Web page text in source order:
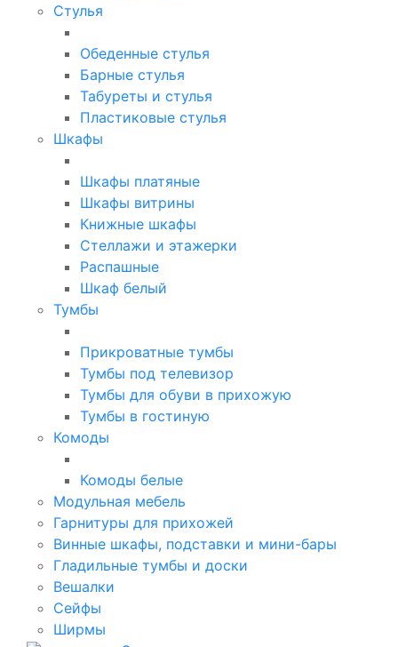
Стулья
Обеденные стулья
Барные стулья
Табуреты и стулья
Пластиковые стулья
Шкафы
Шкафы платяные
Шкафы витрины
Книжные шкафы
Стеллажи и этажерки
Распашные
Шкаф белый
Тумбы
Прикроватные тумбы
Тумбы под телевизор
Тумбы для обуви в прихожую
Тумбы в гостиную
Комоды
Комоды белые
Модульная мебель
Гарнитуры для прихожей
Винные шкафы, подставки и мини-бары
Гладильные тумбы и доски
Вешалки
Сейфы
Ширмы